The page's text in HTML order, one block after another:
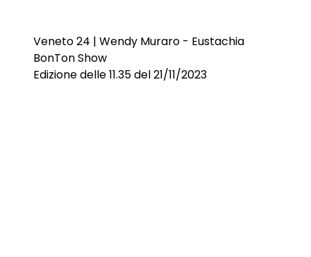
Veneto 24 | Wendy Muraro - Eustachia
BonTon Show
Edizione delle 11.35 del 21/11/2023